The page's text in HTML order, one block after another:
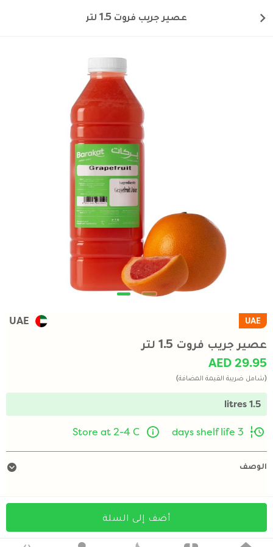
عصير جريب فروت 1.5 لتر
UAE
UAE
عصير جريب فروت 1.5 لتر
AED 29.95
(شامل ضريبة القيمة المضافة)
1.5 litres
3 days shelf life
Store at 2-4 C
الوصف
أضف إلى السلة